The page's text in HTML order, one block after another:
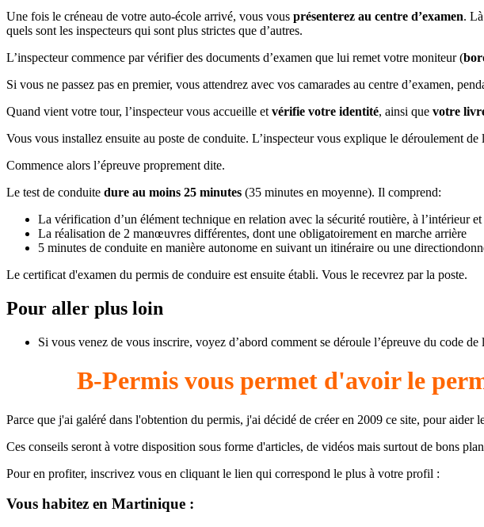
Une fois le créneau de votre auto-école arrivé, vous vous présenterez au centre d’examen.
quels sont les inspecteurs qui sont plus strictes que d’autres.
L’inspecteur commence par vérifier des documents d’examen que lui remet votre moniteur (
Si vous ne passez pas en premier, vous attendrez avec vos camarades au centre d’examen,
Quand vient votre tour, l’inspecteur vous accueille et vérifie votre identité, ainsi que votre
Vous vous installez ensuite au poste de conduite. L’inspecteur vous explique le déroulement de
Commence alors l’épreuve proprement dite.
Le test de conduite dure au moins 25 minutes (35 minutes en moyenne). Il comprend:
La vérification d’un élément technique en relation avec la sécurité routière, à l’intérieur
La réalisation de 2 manœuvres différentes, dont une obligatoirement en marche arrière
5 minutes de conduite en manière autonome en suivant un itinéraire ou une
Le certificat d'examen du permis de conduire est ensuite établi. Vous le recevrez par la poste.
Pour aller plus loin
Si vous venez de vous inscrire, voyez d’abord comment se déroule l’épreuve du code de
B-Permis vous permet d'avoir le
Parce que j'ai galéré dans l'obtention du permis, j'ai décidé de créer en 2009 ce site, pour
Ces conseils seront à votre disposition sous forme d'articles, de vidéos mais surtout de bons
Pour en profiter, inscrivez vous en cliquant le lien qui correspond le plus à votre profil :
Vous habitez en Martinique :